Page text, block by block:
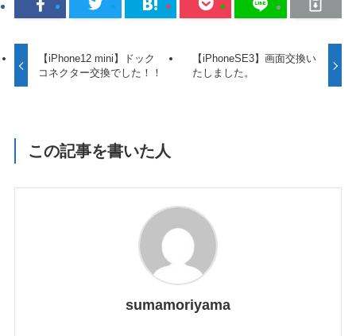
【iPhone12 mini】ドック
コネクター交換でした！！
【iPhoneSE3】画面交換い
たしました。
この記事を書いた人
sumamoriyama